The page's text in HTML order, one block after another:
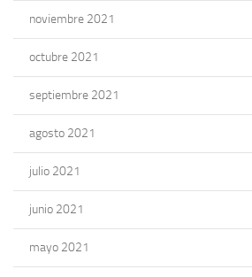
noviembre 2021
octubre 2021
septiembre 2021
agosto 2021
julio 2021
junio 2021
mayo 2021